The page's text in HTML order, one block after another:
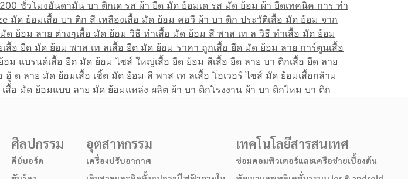
ชั่วโมงอันดามัน บา ติกเด รส ผ้า ยืด มัด ย้อมเด รส มัด ย้อม ผ้า ยืดเทคนิค การ ทำ
มัด ย้อมเสื้อ บา ติก สี เหลืองเสื้อ มัด ย้อม คอวี ผ้า บา ติก ประวัติเสื้อ มัด ย้อม จาก
ด ย้อม ลาย ต่างๆเสื้อ มัด ย้อม วิธี ทําเสื้อ มัด ย้อม สี พาส เท ล วิธี ทําเสื้อ มัด ย้อม
เสื้อ ยืด มัด ย้อม พาส เท ลเสื้อ ยืด มัด ย้อม ราคา ถูกเสื้อ ยืด มัด ย้อม ลาย การ์ตูนเสื้อ
อม แบรนด์เสื้อ ยืด มัด ย้อม ไซส์ ใหญ่เสื้อ ยืด ย้อม สีเสื้อ ยืด ลาย บา ติกเสื้อ ยืด ลาย
ฮู้ ด ลาย มัด ย้อมเสื้อ เชิ้ต มัด ย้อม สี พาส เท ลเสื้อ โอเวอร์ ไซส์ มัด ย้อมเสื้อกล้าม
สื้อ มัด ย้อมแบบ ลาย มัด ย้อมแหล่ง ผลิต ผ้า บา ติกโรงงาน ผ้า บา ติกไหม บา ติก
ศิลปกรรม
คีย์บอร์ด
อุตสาหกรรม
เครื่องปรับอากาศ
เทคโนโลยีสารสนเทศ
ซ่อมคอมพิวเตอร์และเครือข่ายเบื้องต้น